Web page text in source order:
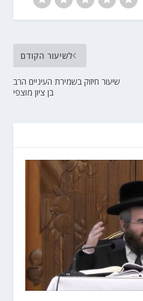
לשיעור הקודם
שיעור חיזוק בשמירת העיניים הרב
בן ציון מוצפי